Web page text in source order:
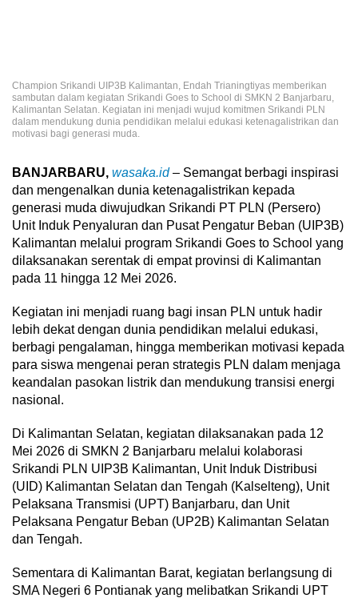
Champion Srikandi UIP3B Kalimantan, Endah Trianingtiyas memberikan
sambutan dalam kegiatan Srikandi Goes to School di SMKN 2 Banjarbaru,
Kalimantan Selatan. Kegiatan ini menjadi wujud komitmen Srikandi PLN
dalam mendukung dunia pendidikan melalui edukasi ketenagalistrikan dan
motivasi bagi generasi muda.
BANJARBARU, wasaka.id– Semangat berbagi inspirasi
dan mengenalkan dunia ketenagalistrikan kepada
generasi muda diwujudkan Srikandi PT PLN (Persero)
Unit Induk Penyaluran dan Pusat Pengatur Beban (UIP3B)
Kalimantan melalui program Srikandi Goes to School yang
dilaksanakan serentak di empat provinsi di Kalimantan
pada 11 hingga 12 Mei 2026.
Kegiatan ini menjadi ruang bagi insan PLN untuk hadir
lebih dekat dengan dunia pendidikan melalui edukasi,
berbagi pengalaman, hingga memberikan motivasi kepada
para siswa mengenai peran strategis PLN dalam menjaga
keandalan pasokan listrik dan mendukung transisi energi
nasional.
Di Kalimantan Selatan, kegiatan dilaksanakan pada 12
Mei 2026 di SMKN 2 Banjarbaru melalui kolaborasi
Srikandi PLN UIP3B Kalimantan, Unit Induk Distribusi
(UID) Kalimantan Selatan dan Tengah (Kalselteng), Unit
Pelaksana Transmisi (UPT) Banjarbaru, dan Unit
Pelaksana Pengatur Beban (UP2B) Kalimantan Selatan
dan Tengah.
Sementara di Kalimantan Barat, kegiatan berlangsung di
SMA Negeri 6 Pontianak yang melibatkan Srikandi UPT